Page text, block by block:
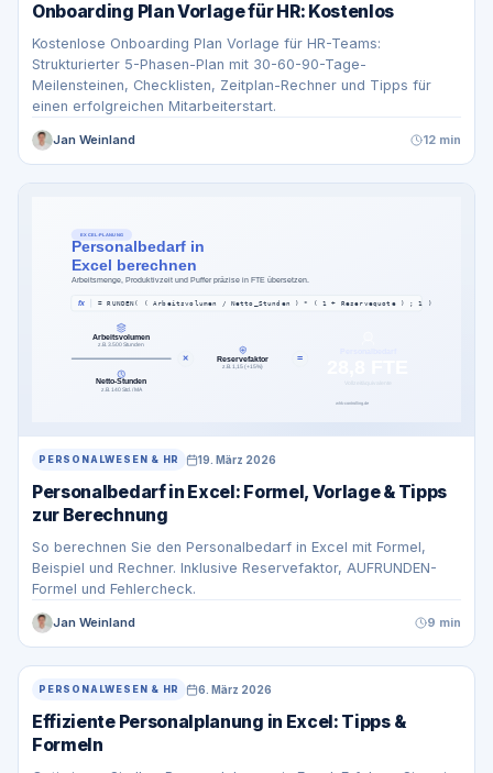
Onboarding Plan Vorlage für HR: Kostenlos
Kostenlose Onboarding Plan Vorlage für HR-Teams:
Strukturierter 5-Phasen-Plan mit 30-60-90-Tage-
Meilensteinen, Checklisten, Zeitplan-Rechner und Tipps für
einen erfolgreichen Mitarbeiterstart.
Jan Weinland 12 min
PERSONALWESEN & HR 19. März 2026
Personalbedarf in Excel: Formel, Vorlage & Tipps
zur Berechnung
So berechnen Sie den Personalbedarf in Excel mit Formel,
Beispiel und Rechner. Inklusive Reservefaktor, AUFRUNDEN-
Formel und Fehlercheck.
Jan Weinland 9 min
PERSONALWESEN & HR 6. März 2026
Effiziente Personalplanung in Excel: Tipps &
Formeln